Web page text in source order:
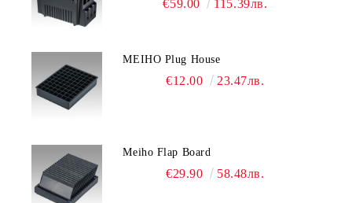
€59.00 115.39лв.
MEIHO Plug House
€12.00 23.47лв.
Meiho Flap Board
€29.90 58.48лв.